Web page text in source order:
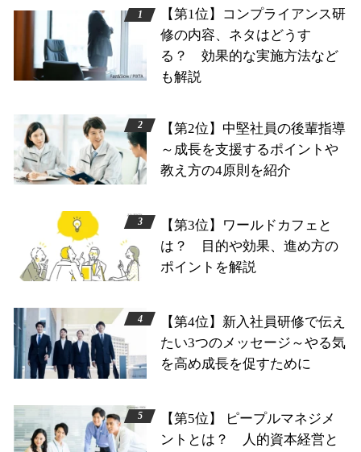
【第1位】コンプライアンス研
修の内容、ネタはどうす
る？ 効果的な実施方法など
も解説
【第2位】中堅社員の後輩指導
～成長を支援するポイントや
教え方の4原則を紹介
【第3位】ワールドカフェと
は？ 目的や効果、進め方の
ポイントを解説
【第4位】新入社員研修で伝え
たい3つのメッセージ～やる気
を高め成長を促すために
【第5位】 ピープルマネジメ
ントとは？ 人的資本経営と